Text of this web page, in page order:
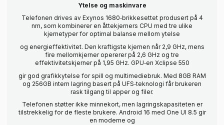
Ytelse og maskinvare
Telefonen drives av Exynos 1680‑brikkesettet produsert på 4
nm, som kombinerer en åttekjerners CPU med tre ulike
kjernetyper for optimal balanse mellom ytelse
og energieffektivitet. Den kraftigste kjernen når 2,9 GHz, mens
fire mellomkjerner opererer på 2,6 GHz og tre
effektivitetskjerner på 1,95 GHz. GPU‑en Xclipse 550
gir god grafikkytelse for spill og multimediebruk. Med 8GB RAM
og 256GB intern lagring basert på UFS‑teknologi får brukeren
rask tilgang til apper og filer.
Telefonen støtter ikke minnekort, men lagringskapasiteten er
tilstrekkelig for de fleste brukere. Android 16 med One UI 8.5 gir
en moderne og